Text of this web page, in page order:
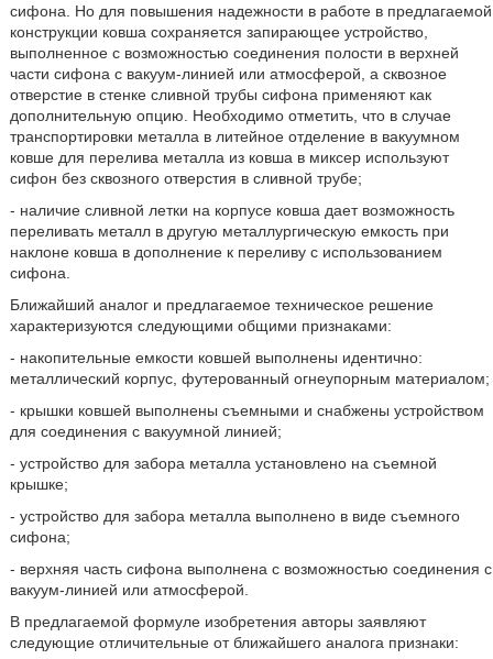
сифона. Но для повышения надежности в работе в предлагаемой
конструкции ковша сохраняется запирающее устройство,
выполненное с возможностью соединения полости в верхней
части сифона с вакуум-линией или атмосферой, а сквозное
отверстие в стенке сливной трубы сифона применяют как
дополнительную опцию. Необходимо отметить, что в случае
транспортировки металла в литейное отделение в вакуумном
ковше для перелива металла из ковша в миксер используют
сифон без сквозного отверстия в сливной трубе;
- наличие сливной летки на корпусе ковша дает возможность
переливать металл в другую металлургическую емкость при
наклоне ковша в дополнение к переливу с использованием
сифона.
Ближайший аналог и предлагаемое техническое решение
характеризуются следующими общими признаками:
- накопительные емкости ковшей выполнены идентично:
металлический корпус, футерованный огнеупорным материалом;
- крышки ковшей выполнены съемными и снабжены устройством
для соединения с вакуумной линией;
- устройство для забора металла установлено на съемной
крышке;
- устройство для забора металла выполнено в виде съемного
сифона;
- верхняя часть сифона выполнена с возможностью соединения с
вакуум-линией или атмосферой.
В предлагаемой формуле изобретения авторы заявляют
следующие отличительные от ближайшего аналога признаки: